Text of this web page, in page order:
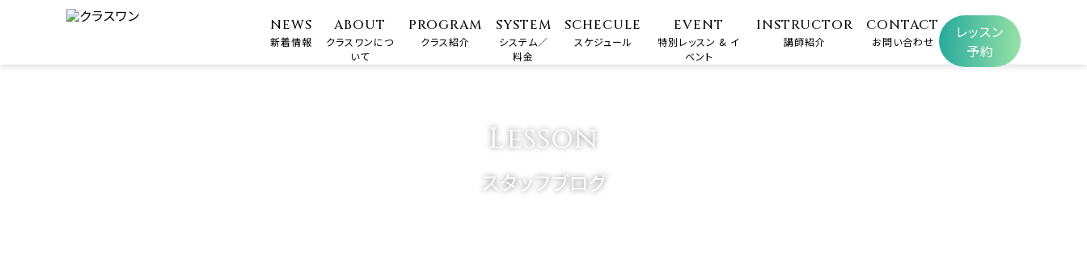
NEWS
新着情報
ABOUT
クラスワンにつ
いて
PROGRAM
クラス紹介
SYSTEM
システム／
料金
SCHECULE
スケジュール
EVENT
特別レッスン & イ
ベント
INSTRUCTOR
講師紹介
CONTACT
お問い合わせ
レッスン
予約
Lesson
スタッフブログ